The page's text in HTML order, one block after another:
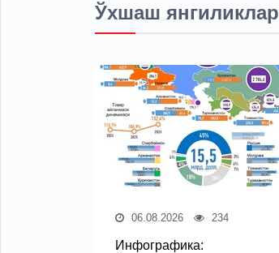
Ўхшаш янгиликлар
06.08.2026 234
Инфографика: